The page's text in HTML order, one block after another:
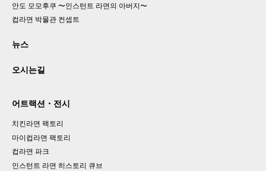
안도 모모후쿠 〜인스턴트 라면의 아버지〜
컵라면 박물관 컨셉트
뉴스
오시는길
어트랙션・전시
치킨라면 팩토리
마이컵라면 팩토리
컵라면 파크
인스턴트 라면 히스토리 큐브